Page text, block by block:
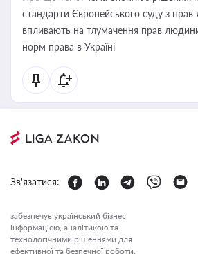
стандарти Європейського суду з прав
впливають на тлумачення прав людини
норм права в Україні
Зв'язатися:
забезпечує український бізнес
інформацією, аналітикою та
технологічними рішеннями для
ефективної та безпечної роботи.